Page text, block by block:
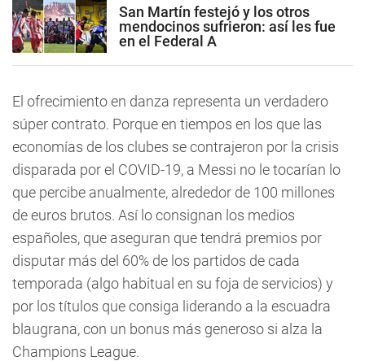
San Martín festejó y los otros
mendocinos sufrieron: así les fue
en el Federal A
El ofrecimiento en danza representa un verdadero
súper contrato. Porque en tiempos en los que las
economías de los clubes se contrajeron por la crisis
disparada por el COVID-19, a Messi no le tocarían lo
que percibe anualmente, alrededor de 100 millones
de euros brutos. Así lo consignan los medios
españoles, que aseguran que tendrá premios por
disputar más del 60% de los partidos de cada
temporada (algo habitual en su foja de servicios) y
por los títulos que consiga liderando a la escuadra
blaugrana, con un bonus más generoso si alza la
Champions League.